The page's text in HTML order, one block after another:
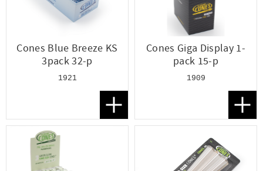
Cones Blue Breeze KS
3pack 32-p
1921
Lägg till i favoriter
Cones Giga Display 1-
pack 15-p
1909